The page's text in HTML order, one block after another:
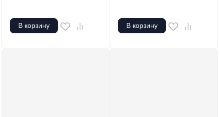
В корзину В корзину